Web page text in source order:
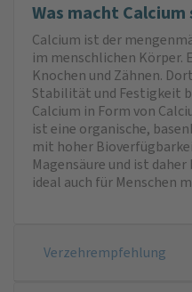
Was macht
Calcium ist der
im menschlichen Körper.
Knochen und Zähnen.
Stabilität und Festigkeit
Calcium in Form von
ist eine organische,
mit hoher
Magensäure und ist
ideal auch für Menschen
Verzehrempfehlung